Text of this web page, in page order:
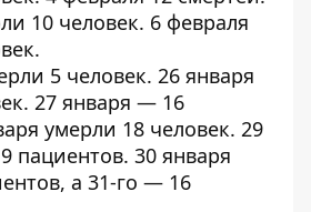
10 человек. 6 февраля
.
5 человек. 26 января
. 27 января — 16
умерли 18 человек. 29
9 пациентов. 30 января
, а 31-го — 16